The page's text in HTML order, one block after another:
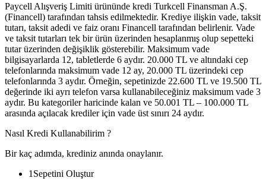
Paycell Alışveriş Limiti ürününde kredi Turkcell Finansman A.Ş.
(Financell) tarafından tahsis edilmektedir. Krediye ilişkin vade, taksit
tutarı, taksit adedi ve faiz oranı Financell tarafından belirlenir. Vade
ve taksit tutarları tek bir ürün üzerinden hesaplanmış olup sepetteki
tutar üzerinden değişiklik gösterebilir. Maksimum vade
bilgisayarlarda 12, tabletlerde 6 aydır. 20.000 TL ve altındaki cep
telefonlarında maksimum vade 12 ay, 20.000 TL üzerindeki cep
telefonlarında 3 aydır. Örneğin, sepetinizde 22.600 TL ve 19.500 TL
değerinde iki ayrı telefon varsa kullanabileceğiniz maksimum vade 3
aydır. Bu kategoriler haricinde kalan ve 50.001 TL – 100.000 TL
arasında açılacak krediler için vade üst sınırı 24 aydır.
Nasıl Kredi Kullanabilirim ?
Bir kaç adımda, krediniz anında onaylanır.
1 Sepetini Oluştur